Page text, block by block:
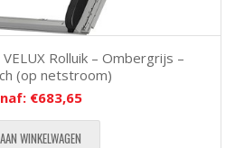
Rolluik – Ombergrijs –
(op netstroom)
€683,65
WINKELWAGEN